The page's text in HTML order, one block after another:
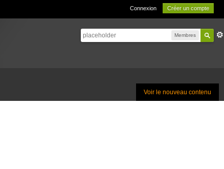
Connexion Créer un compte
Membres
Voir le nouveau contenu